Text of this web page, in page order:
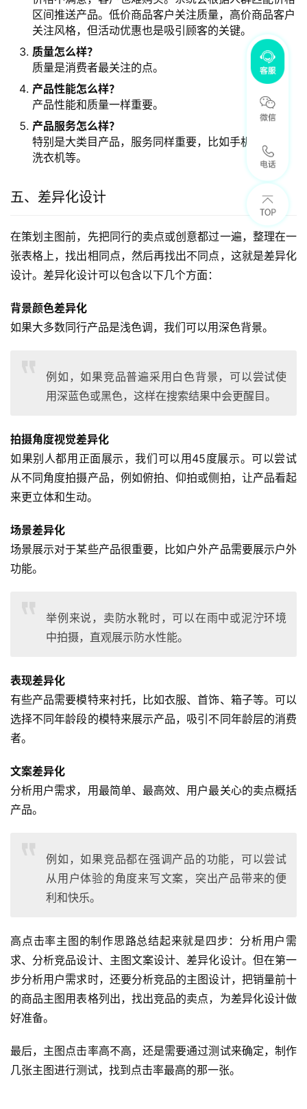
区间推送产品。低价商品客户关注质量，高价商品客户
关注风格，但活动优惠也是吸引顾客的关键。
质量怎么样？
质量是消费者最关注的点。
产品性能怎么样？
产品性能和质量一样重要。
产品服务怎么样？
特别是大类目产品，服务同样重要，比如手机、冰箱、
洗衣机等。
五、差异化设计
在策划主图前，先把同行的卖点或创意都过一遍，整理在一
张表格上，找出相同点，然后再找出不同点，这就是差异化
设计。差异化设计可以包含以下几个方面：
背景颜色差异化
如果大多数同行产品是浅色调，我们可以用深色背景。
例如，如果竞品普遍采用白色背景，可以尝试使
用深蓝色或黑色，这样在搜索结果中会更醒目。
拍摄角度视觉差异化
如果别人都用正面展示，我们可以用45度展示。可以尝试
从不同角度拍摄产品，例如俯拍、仰拍或侧拍，让产品看起
来更立体和生动。
场景差异化
场景展示对于某些产品很重要，比如户外产品需要展示户外
功能。
举例来说，卖防水靴时，可以在雨中或泥泞环境
中拍摄，直观展示防水性能。
表现差异化
有些产品需要模特来衬托，比如衣服、首饰、箱子等。可以
选择不同年龄段的模特来展示产品，吸引不同年龄层的消费
者。
文案差异化
分析用户需求，用最简单、最高效、用户最关心的卖点概括
产品。
例如，如果竞品都在强调产品的功能，可以尝试
从用户体验的角度来写文案，突出产品带来的便
利和快乐。
高点击率主图的制作思路总结起来就是四步：分析用户需
求、分析竞品设计、主图文案设计、差异化设计。但在第一
步分析用户需求时，还要分析竞品的主图设计，把销量前十
的商品主图用表格列出，找出竞品的卖点，为差异化设计做
好准备。
最后，主图点击率高不高，还是需要通过测试来确定，制作
几张主图进行测试，找到点击率最高的那一张。